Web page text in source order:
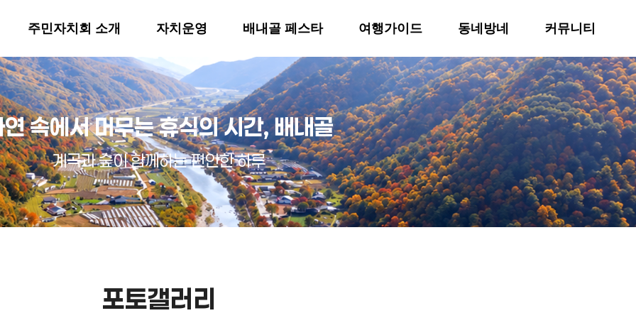
주민자치회 소개 자치운영 배내골 페스타 여행가이드 동네방네 커뮤니티
속에서 머무는 휴식의 시간, 배내골
계곡과 숲이 함께하는 편안한 하루
포토갤러리